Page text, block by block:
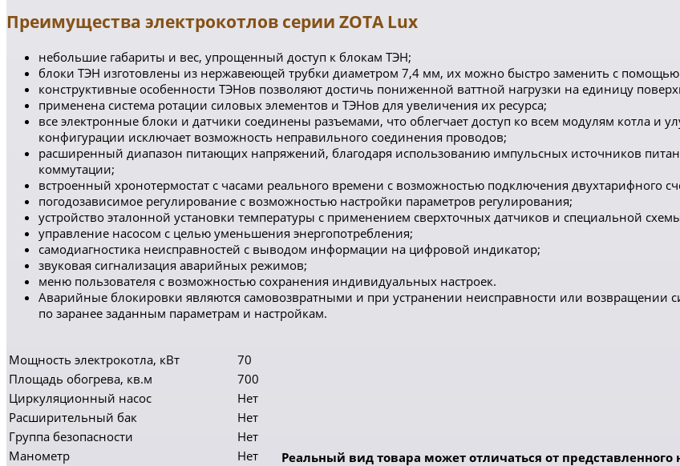
Преимущества электрокотлов серии ZOTA Lux
небольшие габариты и вес, упрощенный доступ к блокам ТЭН;
блоки ТЭН изготовлены из нержавеющей трубки диаметром 7,4 мм, их можно быстро заменить с
конструктивные особенности ТЭНов позволяют достичь пониженной ваттной нагрузки на единицу
применена система ротации силовых элементов и ТЭНов для увеличения их ресурса;
все электронные блоки и датчики соединены разъемами, что облегчает доступ ко всем модулям котла и
конфигурации исключает возможность неправильного соединения проводов;
расширенный диапазон питающих напряжений, благодаря использованию импульсных источников
коммутации;
встроенный хронотермостат с часами реального времени с возможностью подключения двухтарифного
погодозависимое регулирование с возможностью настройки параметров регулирования;
устройство эталонной установки температуры с применением сверхточных датчиков и специальной
управление насосом с целью уменьшения энергопотребления;
самодиагностика неисправностей с выводом информации на цифровой индикатор;
звуковая сигнализация аварийных режимов;
меню пользователя с возможностью сохранения индивидуальных настроек.
Аварийные блокировки являются самовозвратными и при устранении неисправности или возвращении
по заранее заданным параметрам и настройкам.
Мощность электрокотла, кВт
70
Площадь обогрева, кв.м
700
Циркуляционный насос
Нет
Расширительный бак
Нет
Группа безопасности
Нет
Манометр
Нет
Реальный вид товара может отличаться от представленного